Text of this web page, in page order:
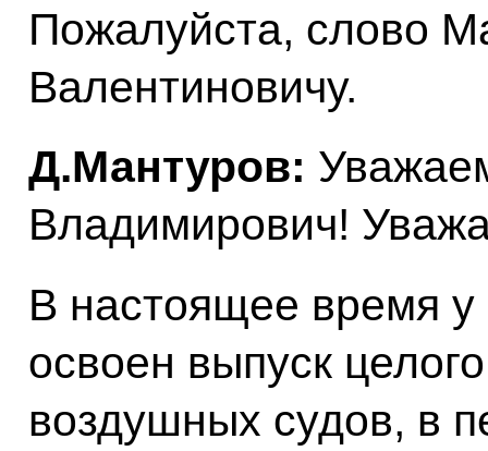
Пожалуйста, слово
Валентиновичу.
Д.Мантуров:
Владимирович!
В настоящее время
освоен выпуск
воздушных судов, в